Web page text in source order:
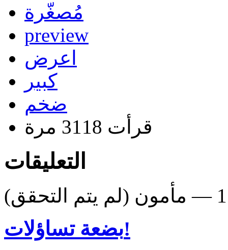
مُصغّرة
preview
اعرض
كبير
ضخم
قرأت 3118 مرة
التعليقات
بضعة تساؤلات!